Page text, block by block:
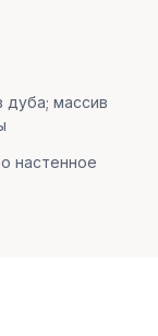
дуба; массив
настенное